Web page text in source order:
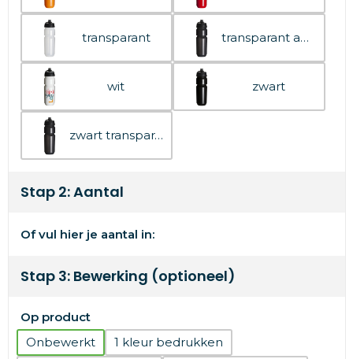
transparant transparant aqua
wit zwart
zwart transparant
Stap 2: Aantal
Of vul hier je aantal in:
Stap 3: Bewerking (optioneel)
Op product
Onbewerkt
1